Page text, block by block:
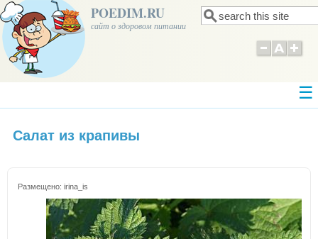
POEDIM.RU
сайт о здоровом питании Форма поиска
Поиск
Салат из крапивы
Размещено: irina_is